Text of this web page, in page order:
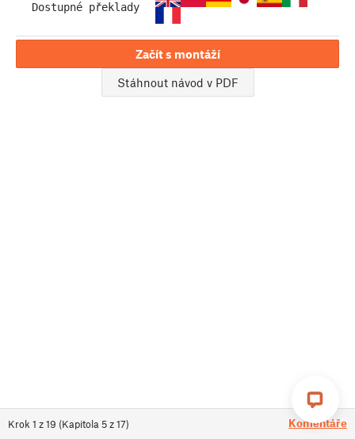
Krok 1 z19 (Kapitola 5z17) Komentáře
Dostupné překlady
Začít s montáží
Stáhnout návod v PDF